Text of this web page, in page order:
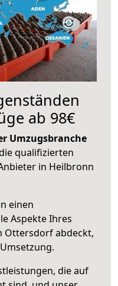
ab 98€
Umzugsbranche
qualifizierten
in Heilbronn
einen
Aspekte Ihres
Ottersdorf abdeckt,
die auf